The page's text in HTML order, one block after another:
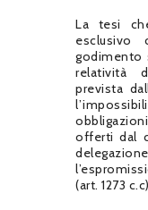
La tesi
esclusivo
godimento
relatività
prevista
offerti dal
(art. 1273